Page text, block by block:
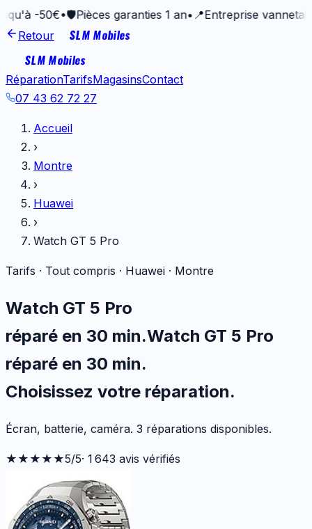
50€•🛡️Pièces garanties 1 an•📍Entreprise vannetaise
Retour
SLM Mobiles
SLM Mobiles
RéparationTarifsMagasinsContact
07 43 62 72 27
Accueil
›
Montre
›
Huawei
›
Watch GT 5 Pro
Tarifs · Tout compris · Huawei · Montre
Watch GT 5 Pro
réparé en 30 min.Watch GT 5 Pro
réparé en 30 min.
Choisissez votre réparation.
Écran, batterie, caméra. 3 réparations disponibles.
★★★★★5/5· 1 643 avis vérifiés